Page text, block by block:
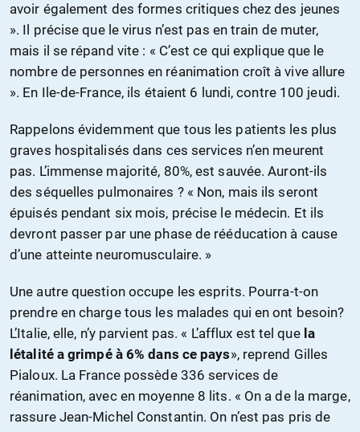
avoir également des formes critiques chez des jeunes
». Il précise que le virus n’est pas en train de muter,
mais il se répand vite : « C’est ce qui explique que le
nombre de personnes en réanimation croît à vive allure
». En Ile-de-France, ils étaient 6 lundi, contre 100 jeudi.
Rappelons évidemment que tous les patients les plus
graves hospitalisés dans ces services n’en meurent
pas. L’immense majorité, 80%, est sauvée. Auront-ils
des séquelles pulmonaires ? « Non, mais ils seront
épuisés pendant six mois, précise le médecin. Et ils
devront passer par une phase de rééducation à cause
d’une atteinte neuromusculaire. »
Une autre question occupe les esprits. Pourra-t-on
prendre en charge tous les malades qui en ont besoin?
L’Italie, elle, n’y parvient pas. « L’afflux est tel que la
létalité a grimpé à 6% dans ce pays», reprend Gilles
Pialoux. La France possède 336 services de
réanimation, avec en moyenne 8 lits. « On a de la marge,
rassure Jean-Michel Constantin. On n’est pas pris de